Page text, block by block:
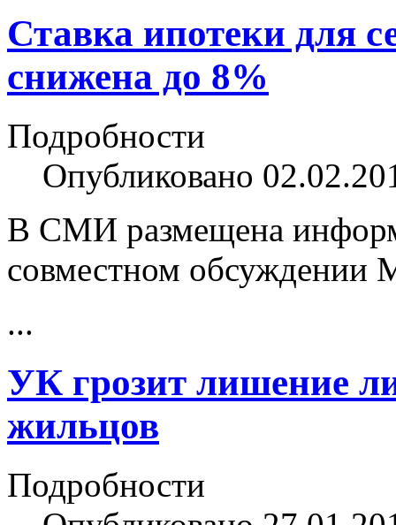
Ставка ипотеки для
снижена до 8%
Подробности
Опубликовано
В СМИ размещена
совместном обсуждении
...
УК грозит лишение
жильцов
Подробности